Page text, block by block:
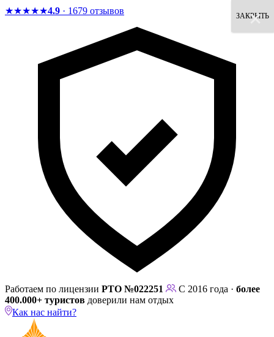
★★★★★4.9 · 1679 отзывов
Работаем по лицензии РТО №022251 С 2016 года · более
400.000+ туристов доверили нам отдых
Как нас найти?
×
×
×
××
×
ЗАКРЫТЬ
×
×